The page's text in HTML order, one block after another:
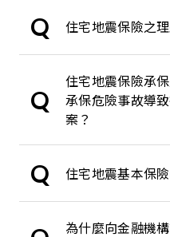
Q 住宅地震保險之
Q
住宅地震保險承
承保危險事故導
案？
Q 住宅地震基本保
為什麼向金融機